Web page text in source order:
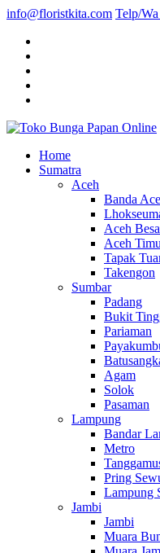
info@floristkita.com Telp/
Toko Bunga
Karangan Bunga Kirim
Home
Sumatra
Aceh
Banda
Aceh
Aceh
Tapak
Takengon
Sumbar
Padang
Bukit
Pariaman
Agam
Solok
Pasaman
Lampung
Bandar
Metro
Pring
Lampung
Jambi
Jambi
Muara